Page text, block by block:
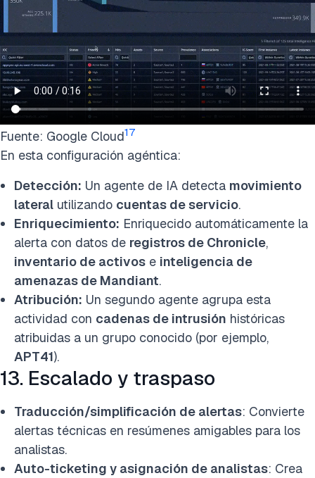
Fuente: Google Cloud17
En esta configuración agéntica:
Detección: Un agente de IA detecta movimiento
lateral utilizando cuentas de servicio.
Enriquecimiento: Enriquecido automáticamente la
alerta con datos de registros de Chronicle,
inventario de activos e inteligencia de
amenazas de Mandiant.
Atribución: Un segundo agente agrupa esta
actividad con cadenas de intrusión históricas
atribuidas a un grupo conocido (por ejemplo,
APT41).
13. Escalado y traspaso
Traducción/simplificación de alertas: Convierte
alertas técnicas en resúmenes amigables para los
analistas.
Auto-ticketing y asignación de analistas: Crea